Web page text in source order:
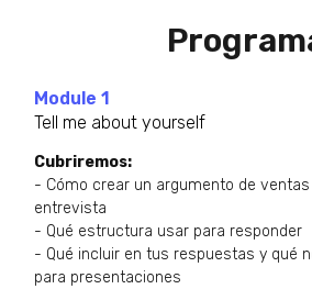
Module 1
Tell me about yourself
Cubriremos:
- Cómo crear un argumento de ventas
entrevista
- Qué estructura usar para responder
- Qué incluir en tus respuestas y qué
para presentaciones